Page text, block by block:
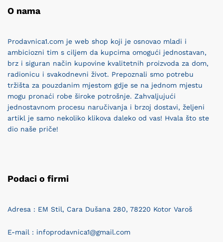
O nama
Prodavnica1.com je web shop koji je osnovao mladi i
ambiciozni tim s ciljem da kupcima omogući jednostavan,
brz i siguran način kupovine kvalitetnih proizvoda za dom,
radionicu i svakodnevni život. Prepoznali smo potrebu
tržišta za pouzdanim mjestom gdje se na jednom mjestu
mogu pronaći robe široke potrošnje. Zahvaljujući
jednostavnom procesu naručivanja i brzoj dostavi, željeni
artikl je samo nekoliko klikova daleko od vas! Hvala što ste
dio naše priče!
Podaci o firmi
Adresa : EM Stil, Cara Dušana 280, 78220 Kotor Varoš
E-mail : infoprodavnica1@gmail.com